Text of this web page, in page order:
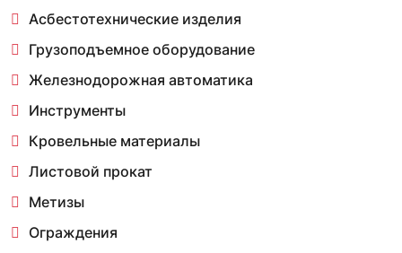
Асбестотехнические изделия
Грузоподъемное оборудование
Железнодорожная автоматика
Инструменты
Кровельные материалы
Листовой прокат
Метизы
Ограждения